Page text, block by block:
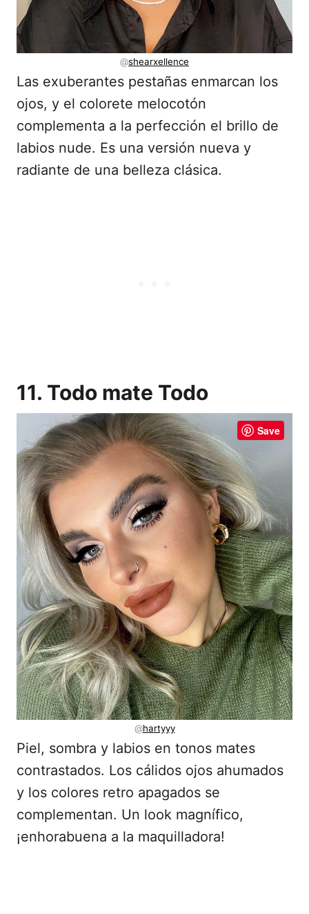
@shearxellence
Las exuberantes pestañas enmarcan los
ojos, y el colorete melocotón
complementa a la perfección el brillo de
labios nude. Es una versión nueva y
radiante de una belleza clásica.
11. Todo mate Todo
Save
@hartyyy
Piel, sombra y labios en tonos mates
contrastados. Los cálidos ojos ahumados
y los colores retro apagados se
complementan. Un look magnífico,
¡enhorabuena a la maquilladora!